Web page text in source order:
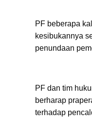
PF beberapa
kesibukannya
penundaan
PF dan tim
berharap
terhadap